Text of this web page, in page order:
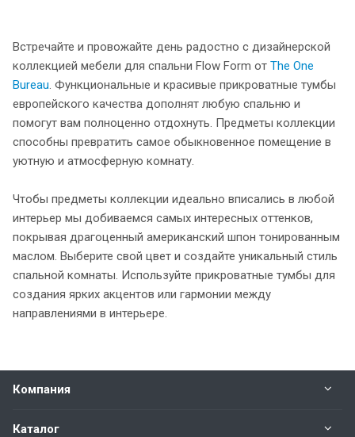
Встречайте и провожайте день радостно с дизайнерской
коллекцией мебели для спальни Flow Form от The One
Bureau. Функциональные и красивые прикроватные тумбы
европейского качества дополнят любую спальню и
помогут вам полноценно отдохнуть. Предметы коллекции
способны превратить самое обыкновенное помещение в
уютную и атмосферную комнату.
Чтобы предметы коллекции идеально вписались в любой
интерьер мы добиваемся самых интересных оттенков,
покрывая драгоценный американский шпон тонированным
маслом. Выберите свой цвет и создайте уникальный стиль
спальной комнаты. Используйте прикроватные тумбы для
создания ярких акцентов или гармонии между
направлениями в интерьере.
Компания
Каталог